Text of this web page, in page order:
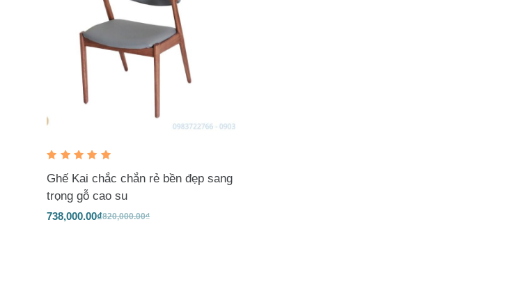
5.00out
of 5
Ghế Kai chắc chắn rẻ bền đẹp sang
trọng gỗ cao su
820,000.00₫
738,000.00₫